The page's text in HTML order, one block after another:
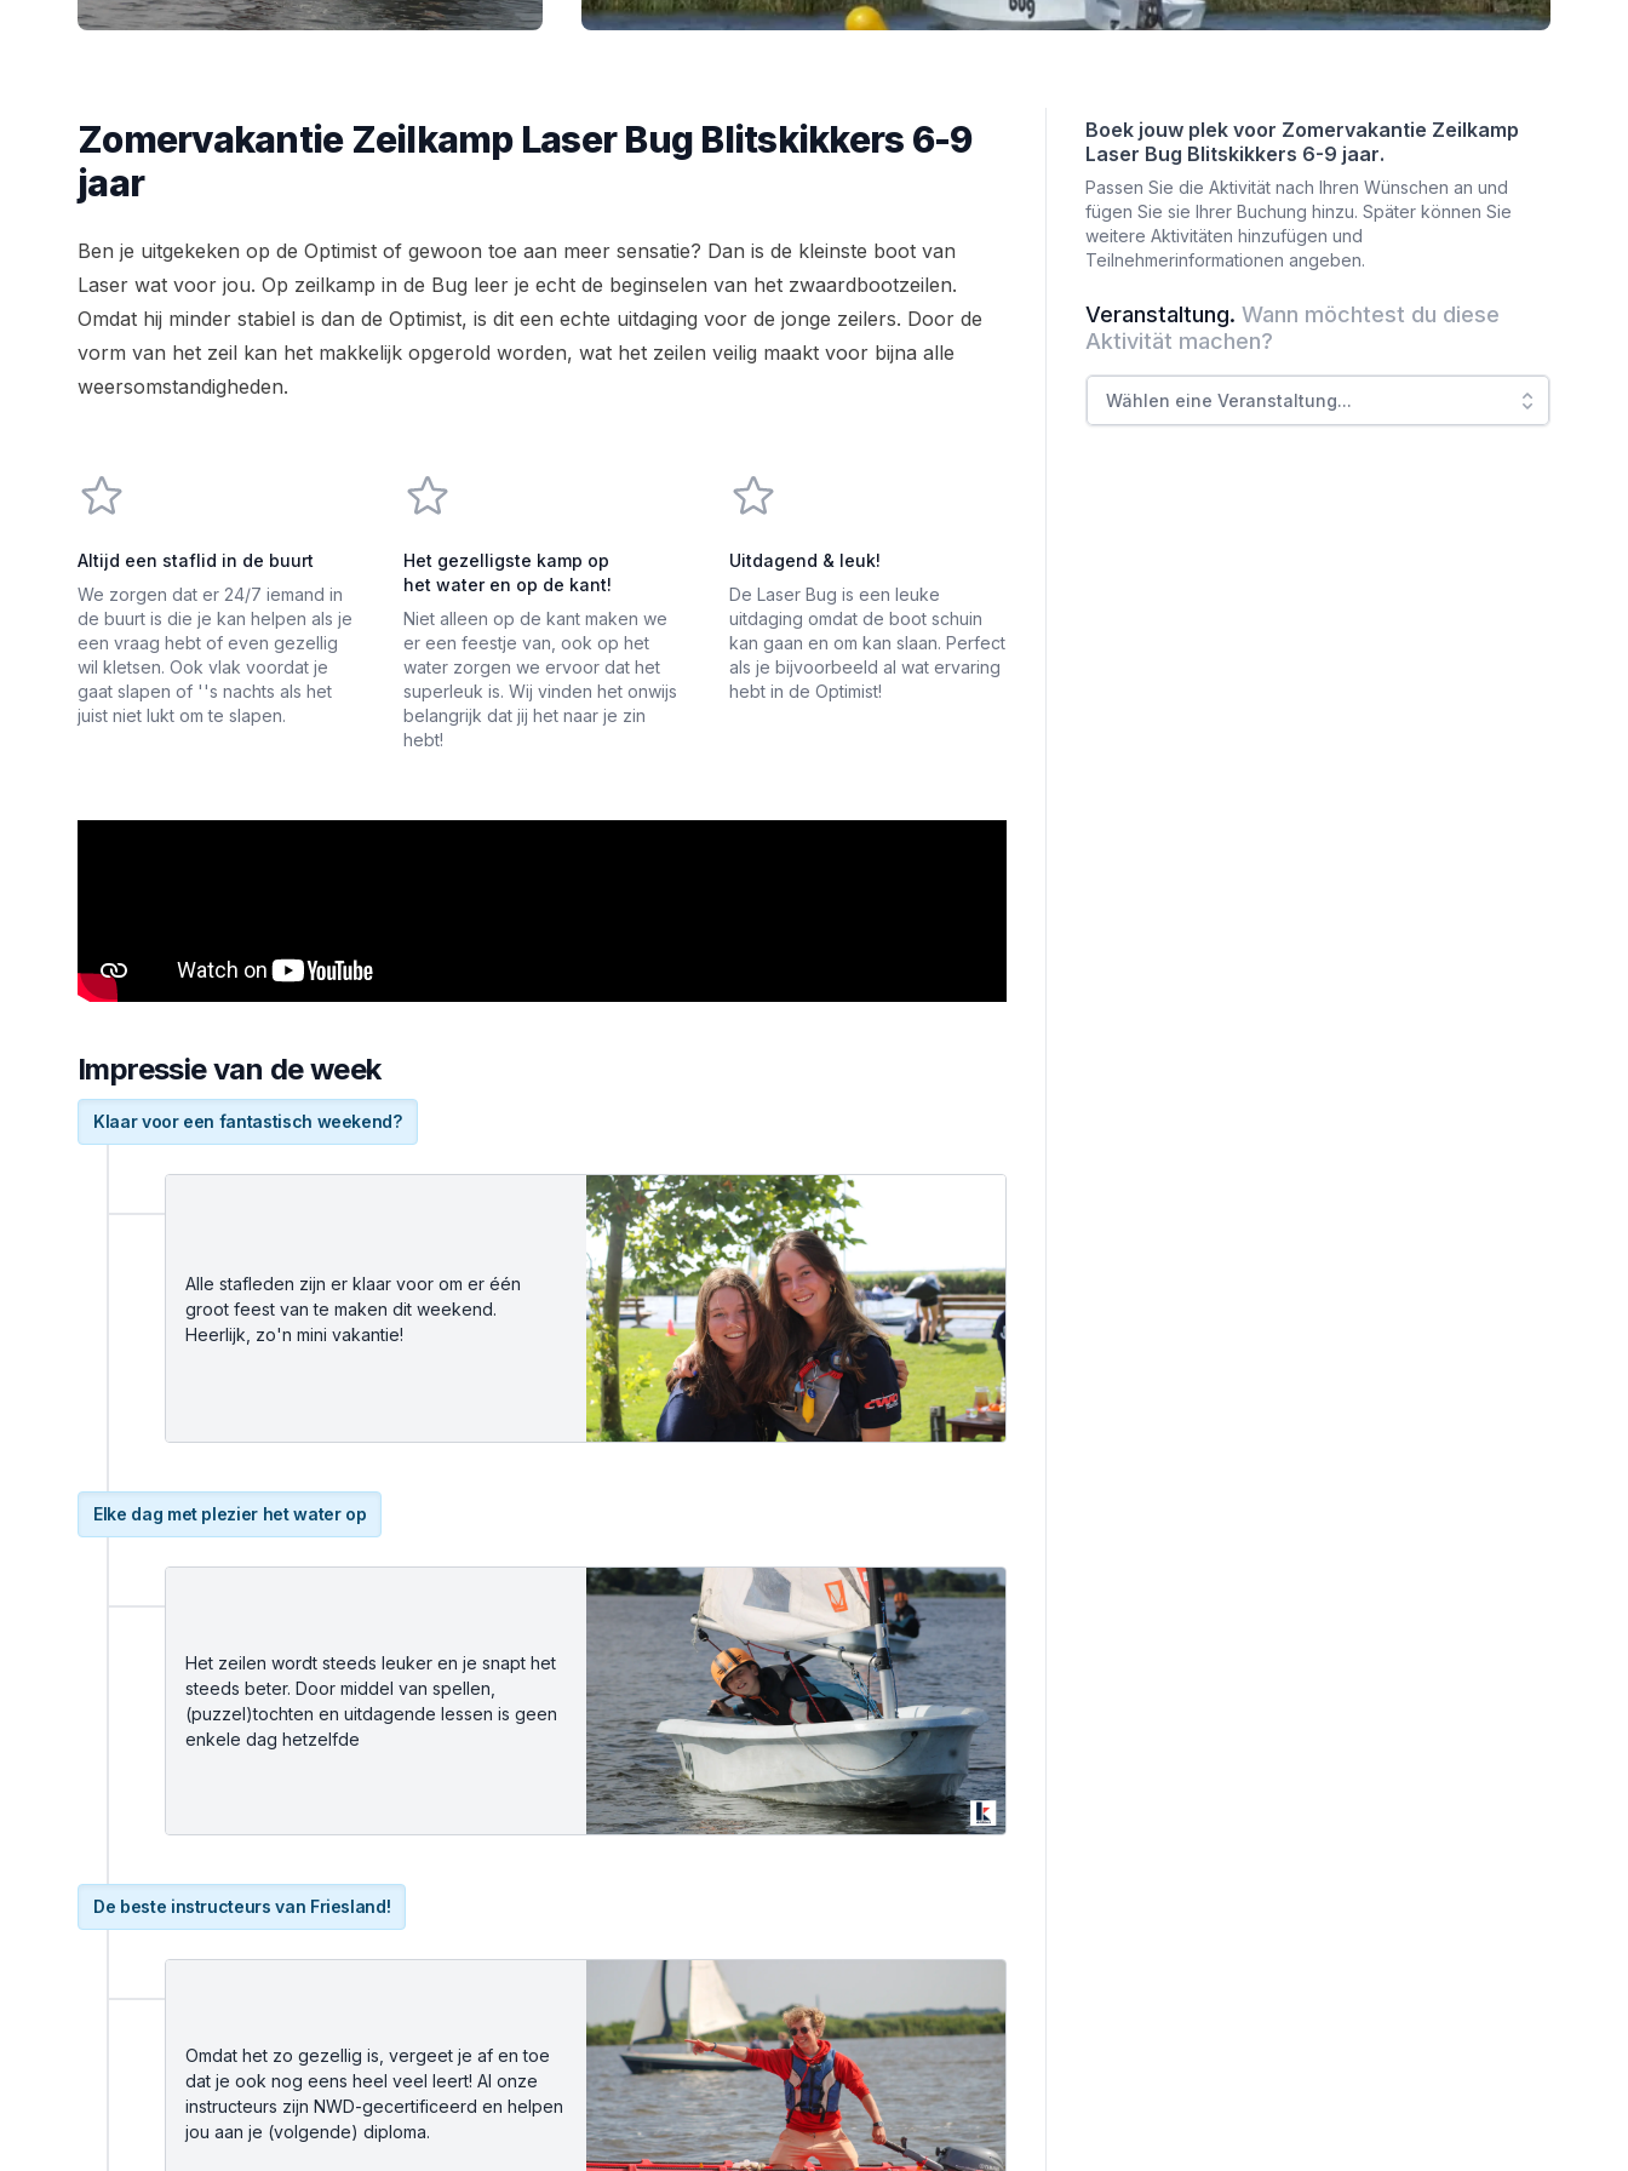
Zomervakantie Zeilkamp Laser Bug Blitskikkers 6-9
jaar
Boek jouw plek voor Zomervakantie Zeilkamp
Laser Bug Blitskikkers 6-9 jaar.
Passen Sie die Aktivität nach Ihren Wünschen an und
fügen Sie sie Ihrer Buchung hinzu. Später können Sie
weitere Aktivitäten hinzufügen und
Teilnehmerinformationen angeben.
Veranstaltung. Wann möchtest du diese
Aktivität machen?
Wählen eine Veranstaltung...
Ben je uitgekeken op de Optimist of gewoon toe aan meer sensatie? Dan is de kleinste boot van
Laser wat voor jou. Op zeilkamp in de Bug leer je echt de beginselen van het zwaardbootzeilen.
Omdat hij minder stabiel is dan de Optimist, is dit een echte uitdaging voor de jonge zeilers. Door de
vorm van het zeil kan het makkelijk opgerold worden, wat het zeilen veilig maakt voor bijna alle
weersomstandigheden.
Altijd een staflid in de buurt
We zorgen dat er 24/7 iemand in
de buurt is die je kan helpen als je
een vraag hebt of even gezellig
wil kletsen. Ook vlak voordat je
gaat slapen of ''s nachts als het
juist niet lukt om te slapen.
Het gezelligste kamp op
het water en op de kant!
Niet alleen op de kant maken we
er een feestje van, ook op het
water zorgen we ervoor dat het
superleuk is. Wij vinden het onwijs
belangrijk dat jij het naar je zin
hebt!
Uitdagend & leuk!
De Laser Bug is een leuke
uitdaging omdat de boot schuin
kan gaan en om kan slaan. Perfect
als je bijvoorbeeld al wat ervaring
hebt in de Optimist!
Impressie van de week
Klaar voor een fantastisch weekend?
Alle stafleden zijn er klaar voor om er één
groot feest van te maken dit weekend.
Heerlijk, zo'n mini vakantie!
Elke dag met plezier het water op
Het zeilen wordt steeds leuker en je snapt het
steeds beter. Door middel van spellen,
(puzzel)tochten en uitdagende lessen is geen
enkele dag hetzelfde
De beste instructeurs van Friesland!
Omdat het zo gezellig is, vergeet je af en toe
dat je ook nog eens heel veel leert! Al onze
instructeurs zijn NWD-gecertificeerd en helpen
jou aan je (volgende) diploma.